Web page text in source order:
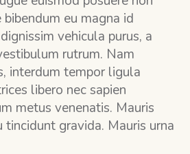
eu magna id
vehicula purus, a
rutrum. Nam
interdum tempor ligula
libero nec sapien
metus venenatis. Mauris
tincidunt gravida. Mauris urna